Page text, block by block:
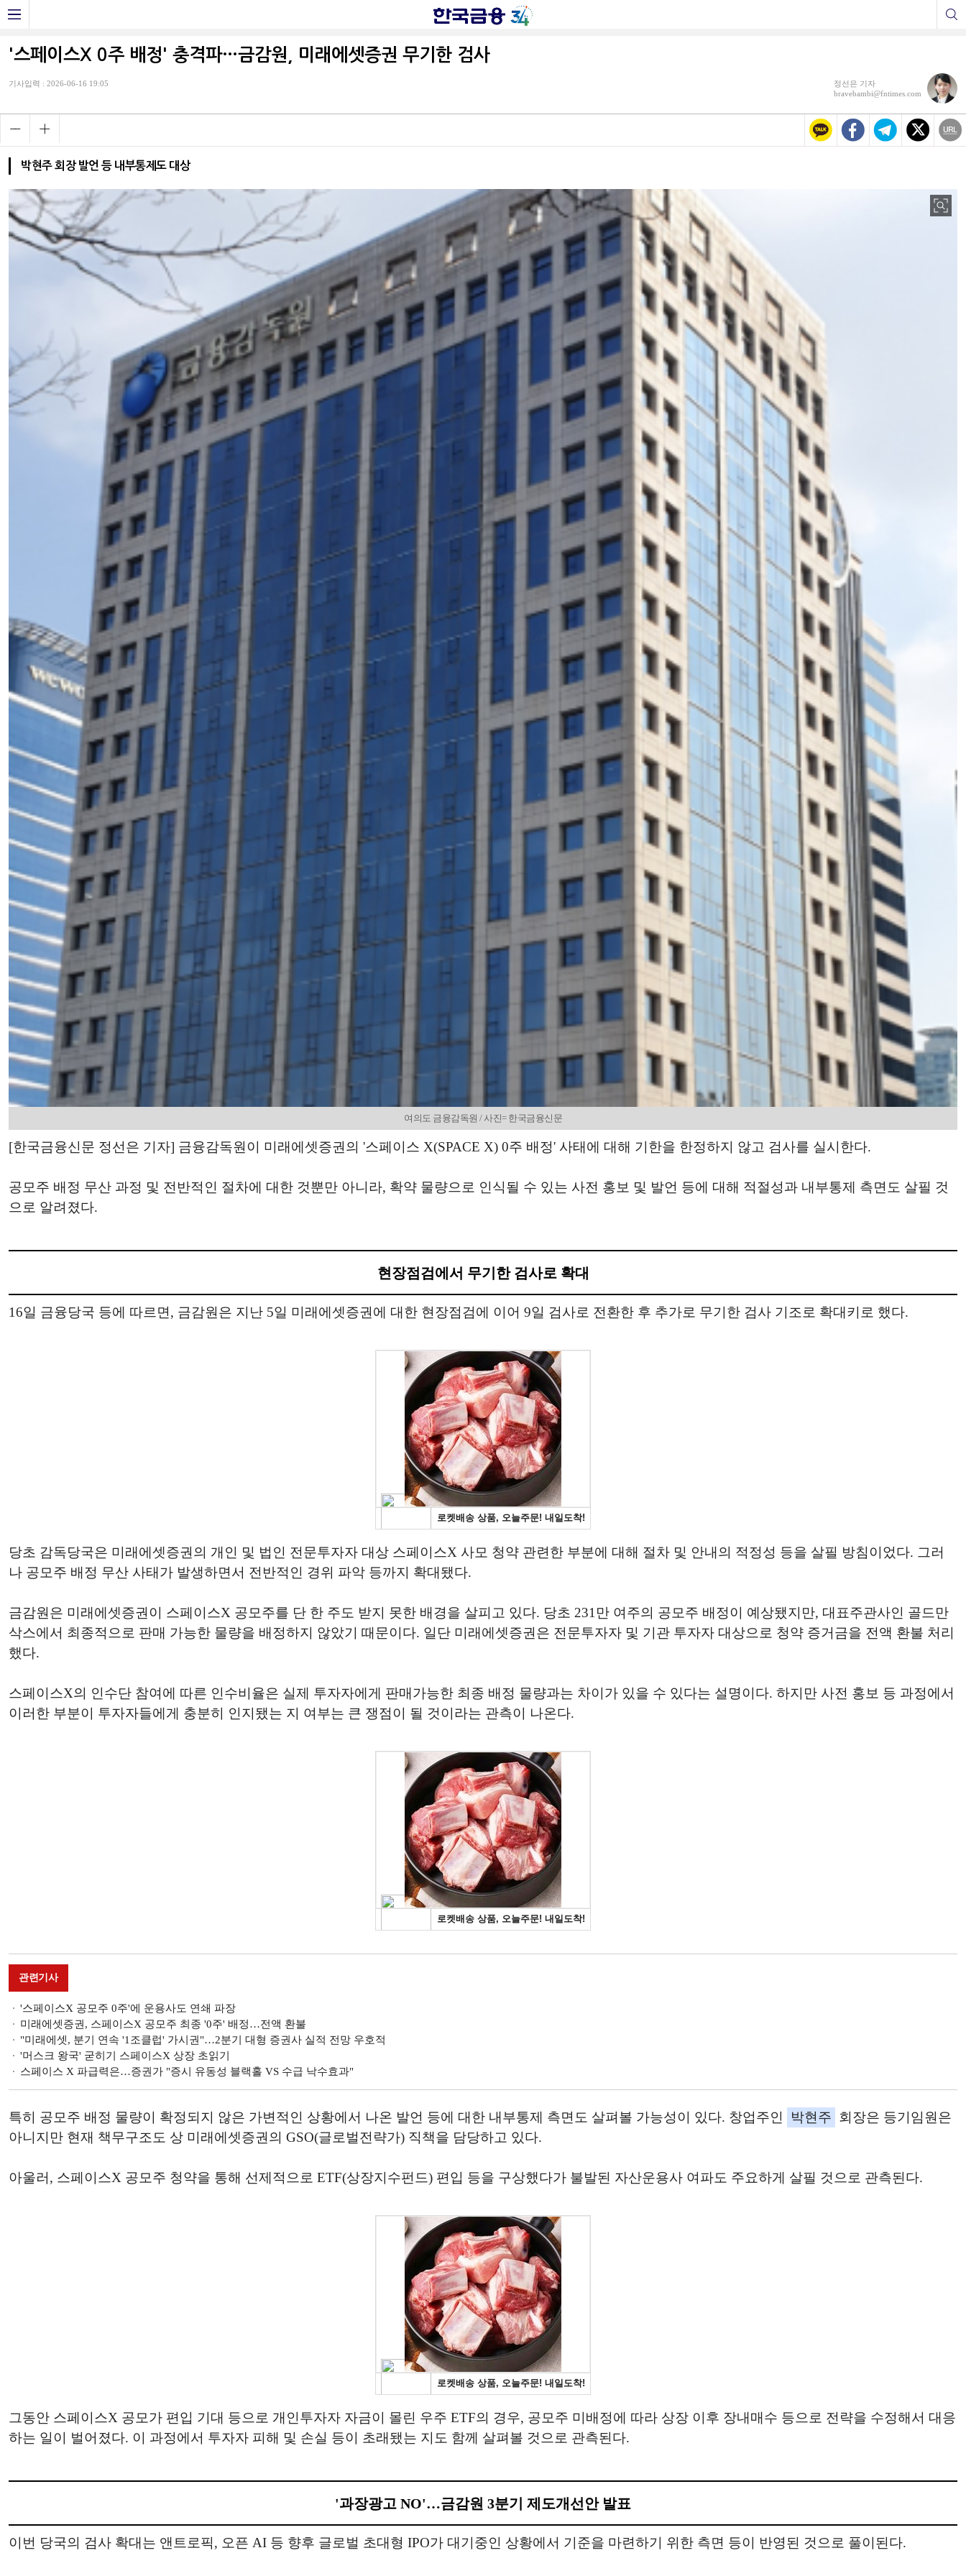
'스페이스X 0주 배정' 충격파…금감원, 미래에셋증권 무기한 검사
기사입력 : 2026-06-16 19:05
정선은 기자
bravebambi@fntimes.com
박현주 회장 발언 등 내부통제도 대상
여의도 금융감독원 / 사진= 한국금융신문
[한국금융신문 정선은 기자] 금융감독원이 미래에셋증권의 '스페이스 X(SPACE X) 0주 배정' 사태에 대해 기한을 한정하지 않고 검사를 실시한다.
공모주 배정 무산 과정 및 전반적인 절차에 대한 것뿐만 아니라, 확약 물량으로 인식될 수 있는 사전 홍보 및 발언 등에 대해 적절성과 내부통제 측면도 살필 것
으로 알려졌다.
현장점검에서 무기한 검사로 확대
16일 금융당국 등에 따르면, 금감원은 지난 5일 미래에셋증권에 대한 현장점검에 이어 9일 검사로 전환한 후 추가로 무기한 검사 기조로 확대키로 했다.
당초 감독당국은 미래에셋증권의 개인 및 법인 전문투자자 대상 스페이스X 사모 청약 관련한 부분에 대해 절차 및 안내의 적정성 등을 살필 방침이었다. 그러
나 공모주 배정 무산 사태가 발생하면서 전반적인 경위 파악 등까지 확대됐다.
금감원은 미래에셋증권이 스페이스X 공모주를 단 한 주도 받지 못한 배경을 살피고 있다. 당초 231만 여주의 공모주 배정이 예상됐지만, 대표주관사인 골드만
삭스에서 최종적으로 판매 가능한 물량을 배정하지 않았기 때문이다. 일단 미래에셋증권은 전문투자자 및 기관 투자자 대상으로 청약 증거금을 전액 환불 처리
했다.
스페이스X의 인수단 참여에 따른 인수비율은 실제 투자자에게 판매가능한 최종 배정 물량과는 차이가 있을 수 있다는 설명이다. 하지만 사전 홍보 등 과정에서
이러한 부분이 투자자들에게 충분히 인지됐는 지 여부는 큰 쟁점이 될 것이라는 관측이 나온다.
관련기사
'스페이스X 공모주 0주'에 운용사도 연쇄 파장
미래에셋증권, 스페이스X 공모주 최종 '0주' 배정…전액 환불
"미래에셋, 분기 연속 '1조클럽' 가시권"…2분기 대형 증권사 실적 전망 우호적
'머스크 왕국' 굳히기 스페이스X 상장 초읽기
스페이스 X 파급력은…증권가 "증시 유동성 블랙홀 VS 수급 낙수효과"
특히 공모주 배정 물량이 확정되지 않은 가변적인 상황에서 나온 발언 등에 대한 내부통제 측면도 살펴볼 가능성이 있다. 창업주인 박현주 회장은 등기임원은
아니지만 현재 책무구조도 상 미래에셋증권의 GSO(글로벌전략가) 직책을 담당하고 있다.
아울러, 스페이스X 공모주 청약을 통해 선제적으로 ETF(상장지수펀드) 편입 등을 구상했다가 불발된 자산운용사 여파도 주요하게 살필 것으로 관측된다.
그동안 스페이스X 공모가 편입 기대 등으로 개인투자자 자금이 몰린 우주 ETF의 경우, 공모주 미배정에 따라 상장 이후 장내매수 등으로 전략을 수정해서 대응
하는 일이 벌어졌다. 이 과정에서 투자자 피해 및 손실 등이 초래됐는 지도 함께 살펴볼 것으로 관측된다.
'과장광고 NO'…금감원 3분기 제도개선안 발표
이번 당국의 검사 확대는 앤트로픽, 오픈 AI 등 향후 글로벌 초대형 IPO가 대기중인 상황에서 기준을 마련하기 위한 측면 등이 반영된 것으로 풀이된다.